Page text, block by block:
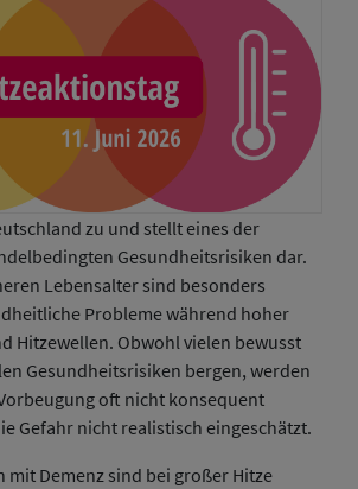
zu und stellt eines der
Gesundheitsrisiken dar.
Lebensalter sind besonders
Probleme während hoher
Hitzewellen. Obwohl vielen bewusst
Gesundheitsrisiken bergen, werden
oft nicht konsequent
Gefahr nicht realistisch eingeschätzt.
mit Demenz sind bei großer Hitze